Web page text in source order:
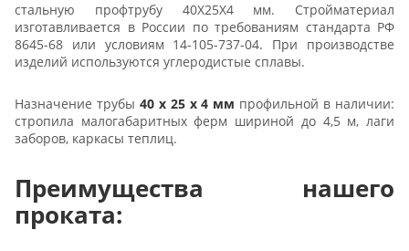
стальную профтрубу 40Х25Х4 мм. Стройматериал
изготавливается в России по требованиям стандарта РФ
8645-68 или условиям 14-105-737-04. При производстве
изделий используются углеродистые сплавы.
Назначение трубы 40 х 25 х 4 мм профильной в наличии:
стропила малогабаритных ферм шириной до 4,5 м, лаги
заборов, каркасы теплиц.
Преимущества нашего
проката: